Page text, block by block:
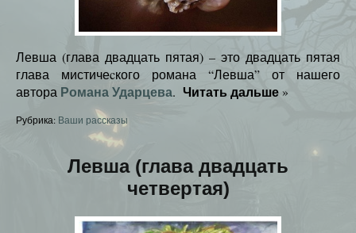
Левша (глава двадцать пятая) – это двадцать пятая
глава мистичеcкого романа “Левша” от нашего
автора Романа Ударцева. Читать дальше»
Рубрика: Ваши рассказы
Левша (глава двадцать
четвертая)